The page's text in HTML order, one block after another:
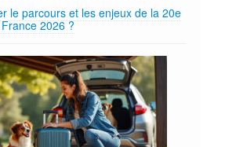
le parcours et les enjeux de la 20e
2026 ?